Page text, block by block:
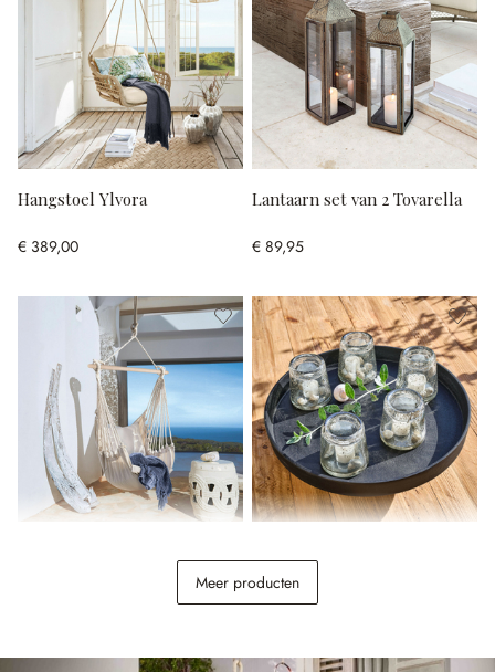
Hangstoel Ylvora
€ 389,00
Lantaarn set van 2 Tovarella
€ 89,95
€ 19,95
Meer producten